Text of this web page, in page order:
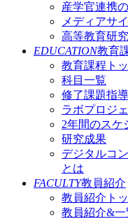
産学官連携
メディアサ
高等教育研
EDUCATION教育
教育課程ト
科目一覧
修了課題指
ラボプロジ
2年間のスケ
研究成果
デジタルコ
とは
FACULTY教員紹介
教員紹介ト
教員紹介&一